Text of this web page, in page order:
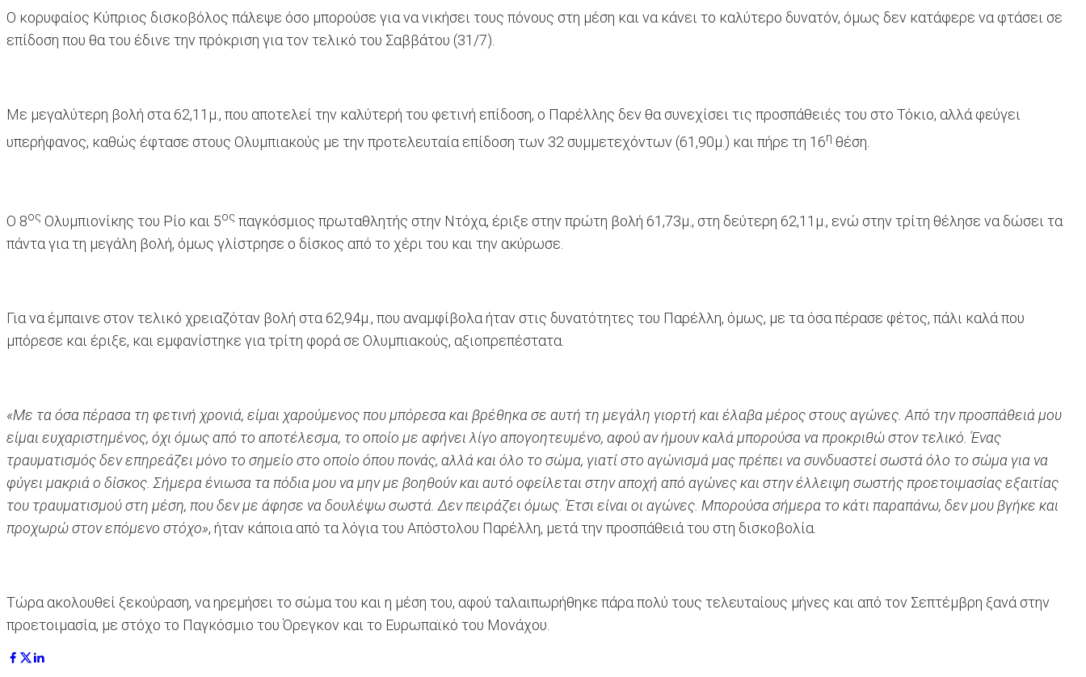
Ο κορυφαίος Κύπριος δισκοβόλος πάλεψε όσο μπορούσε για να νικήσει τους πόνους στη μέση και να κάνει το καλύτερο δυνατόν, όμως δεν κατάφερε να φτάσει σε
επίδοση που θα του έδινε την πρόκριση για τον τελικό του Σαββάτου (31/7).
Με μεγαλύτερη βολή στα 62,11μ., που αποτελεί την καλύτερή του φετινή επίδοση, ο Παρέλλης δεν θα συνεχίσει τις προσπάθειές του στο Τόκιο, αλλά φεύγει
υπερήφανος, καθώς έφτασε στους Ολυμπιακούς με την προτελευταία επίδοση των 32 συμμετεχόντων (61,90μ.) και πήρε τη 16η θέση.
Ο 8ος Ολυμπιονίκης του Ρίο και 5ος παγκόσμιος πρωταθλητής στην Ντόχα, έριξε στην πρώτη βολή 61,73μ., στη δεύτερη 62,11μ., ενώ στην τρίτη θέλησε να δώσει τα
πάντα για τη μεγάλη βολή, όμως γλίστρησε ο δίσκος από το χέρι του και την ακύρωσε.
Για να έμπαινε στον τελικό χρειαζόταν βολή στα 62,94μ., που αναμφίβολα ήταν στις δυνατότητες του Παρέλλη, όμως, με τα όσα πέρασε φέτος, πάλι καλά που
μπόρεσε και έριξε, και εμφανίστηκε για τρίτη φορά σε Ολυμπιακούς, αξιοπρεπέστατα.
«Με τα όσα πέρασα τη φετινή χρονιά, είμαι χαρούμενος που μπόρεσα και βρέθηκα σε αυτή τη μεγάλη γιορτή και έλαβα μέρος στους αγώνες. Από την προσπάθειά μου
είμαι ευχαριστημένος, όχι όμως από το αποτέλεσμα, το οποίο με αφήνει λίγο απογοητευμένο, αφού αν ήμουν καλά μπορούσα να προκριθώ στον τελικό. Ένας
τραυματισμός δεν επηρεάζει μόνο το σημείο στο οποίο όπου πονάς, αλλά και όλο το σώμα, γιατί στο αγώνισμά μας πρέπει να συνδυαστεί σωστά όλο το σώμα για να
φύγει μακριά ο δίσκος. Σήμερα ένιωσα τα πόδια μου να μην με βοηθούν και αυτό οφείλεται στην αποχή από αγώνες και στην έλλειψη σωστής προετοιμασίας εξαιτίας
του τραυματισμού στη μέση, που δεν με άφησε να δουλέψω σωστά. Δεν πειράζει όμως. Έτσι είναι οι αγώνες. Μπορούσα σήμερα το κάτι παραπάνω, δεν μου βγήκε και
προχωρώ στον επόμενο στόχο», ήταν κάποια από τα λόγια του Απόστολου Παρέλλη, μετά την προσπάθειά του στη δισκοβολία.
Τώρα ακολουθεί ξεκούραση, να ηρεμήσει το σώμα του και η μέση του, αφού ταλαιπωρήθηκε πάρα πολύ τους τελευταίους μήνες και από τον Σεπτέμβρη ξανά στην
προετοιμασία, με στόχο το Παγκόσμιο του Όρεγκον και το Ευρωπαϊκό του Μονάχου.